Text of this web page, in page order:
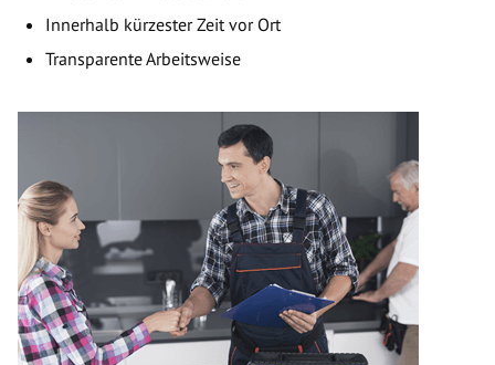
Innerhalb kürzester Zeit vor Ort
Transparente Arbeitsweise